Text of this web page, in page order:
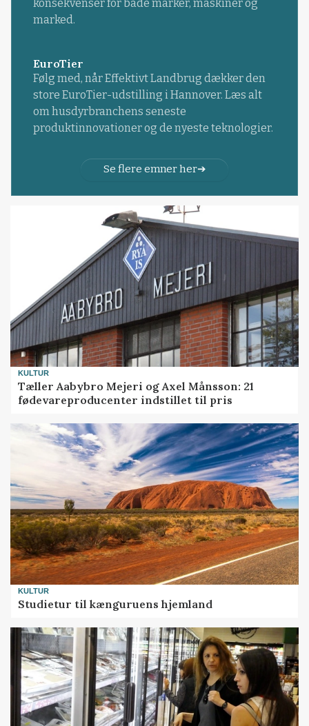
konsekvenser for både marker, maskiner og
marked.
EuroTier
Følg med, når Effektivt Landbrug dækker den
store EuroTier-udstilling i Hannover. Læs alt
om husdyrbranchens seneste
produktinnovationer og de nyeste teknologier.
Se flere emner her
KULTUR
Tæller Aabybro Mejeri og Axel Månsson: 21
fødevareproducenter indstillet til pris
KULTUR
Studietur til kænguruens hjemland